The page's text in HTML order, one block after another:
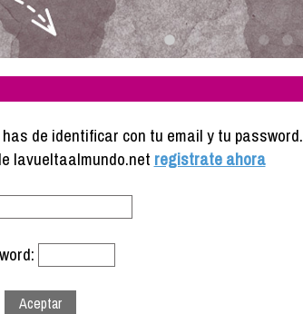
de identificar con tu email y tu password.
lavueltaalmundo.net registrate ahora